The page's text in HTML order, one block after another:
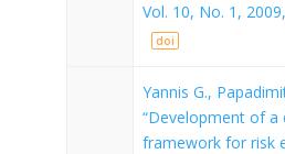
Vol. 10, No. 1,
doi
Yannis G.,
“Development of a
framework for risk